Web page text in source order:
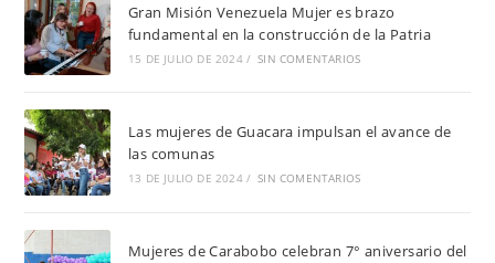
Gran Misión Venezuela Mujer es brazo
fundamental en la construcción de la Patria
15 DE JULIO DE 2024 / SIN COMENTARIOS
Las mujeres de Guacara impulsan el avance de
las comunas
13 DE JULIO DE 2024 / SIN COMENTARIOS
Mujeres de Carabobo celebran 7° aniversario del